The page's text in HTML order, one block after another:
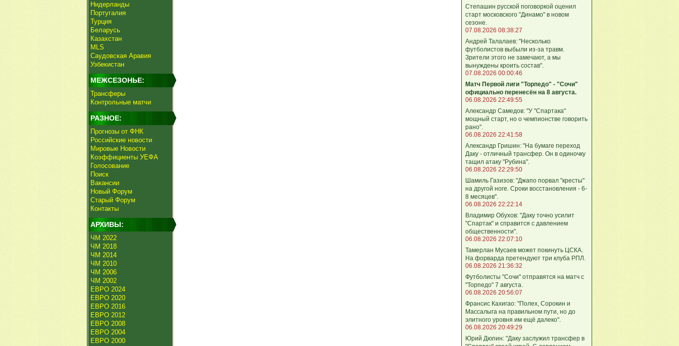
Нидерланды
Португалия
Турция
Беларусь
Казахстан
MLS
Саудовская Аравия
Узбекистан
МЕЖСЕЗОНЬЕ:
Трансферы
Контрольные матчи
РАЗНОЕ:
Прогнозы от ФНК
Российские новости
Мировые Новости
Коэффициенты УЕФА
Голосование
Поиск
Вакансии
Новый Форум
Старый Форум
Контакты
АРХИВЫ:
ЧМ 2022
ЧМ 2018
ЧМ 2014
ЧМ 2010
ЧМ 2006
ЧМ 2002
ЕВРО 2024
ЕВРО 2020
ЕВРО 2016
ЕВРО 2012
ЕВРО 2008
ЕВРО 2004
ЕВРО 2000
Степашин русской поговоркой оценил
старт московского "Динамо" в новом
сезоне.
07.08.2026 08:38:27
Андрей Талалаев: "Несколько
футболистов выбыли из-за травм.
Зрители этого не замечают, а мы
вынуждены кроить состав".
07.08.2026 00:00:46
Матч Первой лиги "Торпедо" - "Сочи"
официально перенесён на 8 августа.
06.08.2026 22:49:55
Александр Самедов: "У "Спартака"
мощный старт, но о чемпионстве говорить
рано".
06.08.2026 22:41:58
Александр Гришин: "На бумаге переход
Даку - отличный трансфер. Он в одиночку
тащил атаку "Рубина".
06.08.2026 22:29:50
Шамиль Газизов: "Джапо порвал "кресты"
на другой ноге. Сроки восстановления - 6-
8 месяцев".
06.08.2026 22:22:14
Владимир Обухов: "Даку точно усилит
"Спартак" и справится с давлением
общественности".
06.08.2026 22:07:10
Тамерлан Мусаев может покинуть ЦСКА.
На форварда претендуют три клуба РПЛ.
06.08.2026 21:36:32
Футболисты "Сочи" отправятся на матч с
"Торпедо" 7 августа.
06.08.2026 20:56:07
Франсис Кахигао: "Полех, Сорокин и
Массалыга на правильном пути, но до
элитного уровня им ещё далеко".
06.08.2026 20:49:29
Юрий Дюпин: "Даку заслужил трансфер в